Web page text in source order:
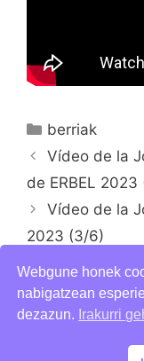
Categorías
berriak
Vídeo de la
de ERBEL 2023
Vídeo de la
2023 (3/6)
Webgune honek
nabigatzean
dezazun. Irakurri